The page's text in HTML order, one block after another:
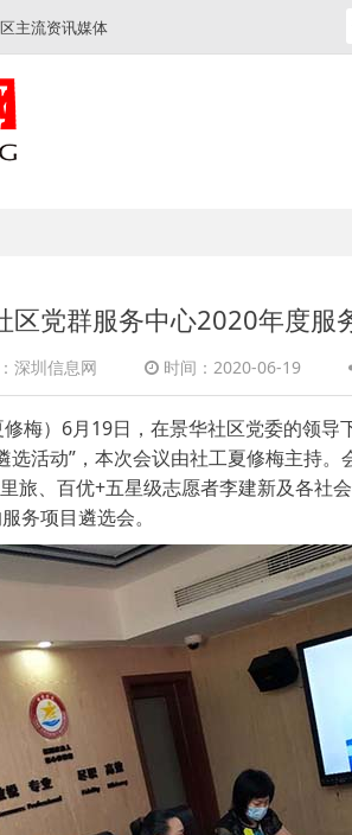
主流资讯媒体
区党群服务中心2020年度服
深圳信息网 时间：2020-06-19
梅） 6月19日，在景华社区党委的领导
选活动”，本次会议由社工夏修梅主持
旅、百优+五星级志愿者李建新及各社
务项目遴选会。